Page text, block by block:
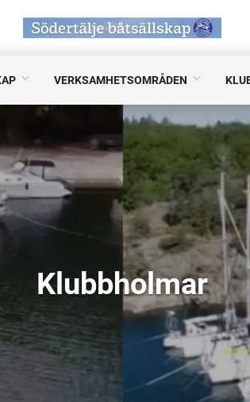
VERKSAMHETSOMRÅDEN
Klubbholmar